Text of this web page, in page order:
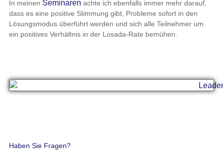
In meinen Seminaren achte ich ebenfalls immer mehr darauf,
dass es eine positive Stimmung gibt, Probleme sofort in den
Lösungsmodus überführt werden und sich alle Teilnehmer um
ein positives Verhältnis in der Losada-Rate bemühen.
Haben Sie Fragen?